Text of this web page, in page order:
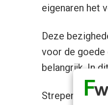
eigenaren het
Deze
voor de goede
belangrijk. In
Strepen we dit